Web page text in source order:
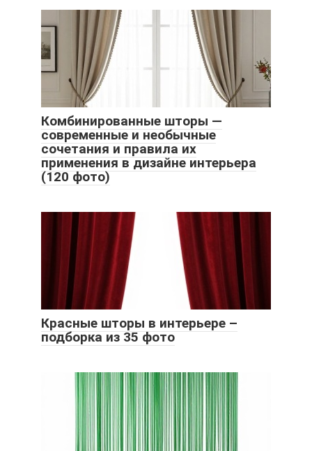
Комбинированные шторы —
современные и необычные
сочетания и правила их
применения в дизайне интерьера
(120 фото)
Красные шторы в интерьере –
подборка из 35 фото